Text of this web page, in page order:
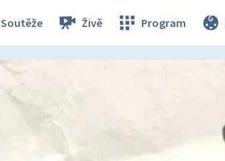
Soutěže Živě Program